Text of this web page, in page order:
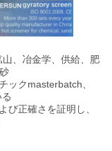
、冶金学、供給、肥
ックmasterbatch、
び正確さを証明し、